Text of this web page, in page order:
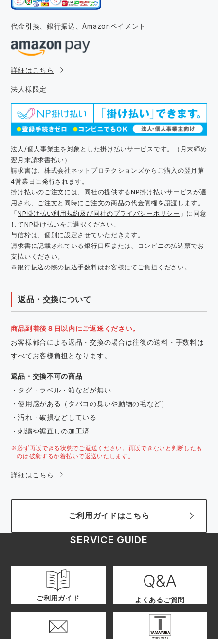
代金引換、銀行振込、Amazonペイメント
詳細はこちら
法人様限定
法人/個人事業主を対象とした掛け払いサービスです。（月末締め
翌月末請求書払い）
請求書は、株式会社ネットプロテクションズからご購入の翌月第
4営業日に発行されます。
掛け払いのご注文には、同社の提供するNP掛け払いサービスが適
用され、ご注文と同時にご注文の商品の代金債権を譲渡します。
「NP掛け払い利用規約及び同社のプライバシーポリシー 」に同意
してNP掛け払いをご選択ください。
与信枠は、個別に設定させていただきます。
請求書に記載されている銀行口座または、コンビニの払込票でお
支払いください。
※銀行振込の際の振込手数料はお客様にてご負担ください。
返品・交換について
商品到着後８日以内にご返送ください。
お客様都合による返品・交換の場合は往復の送料・手数料は
すべてお客様負担となります。
返品・交換不可の商品
・タグ・ラベル・箱などが無い
・使用感がある（タバコの臭いや動物の毛など）
・汚れ・破損などしている
・刺繍や裾直しの加工済
※必ず再販できる状態でご返送ください。再販できないと判断したも
のは破棄するか着払いで返送いたします。
詳細はこちら
ご利用ガイドはこちら
SERVICE GUIDE
ご利用ガイド よくあるご質問